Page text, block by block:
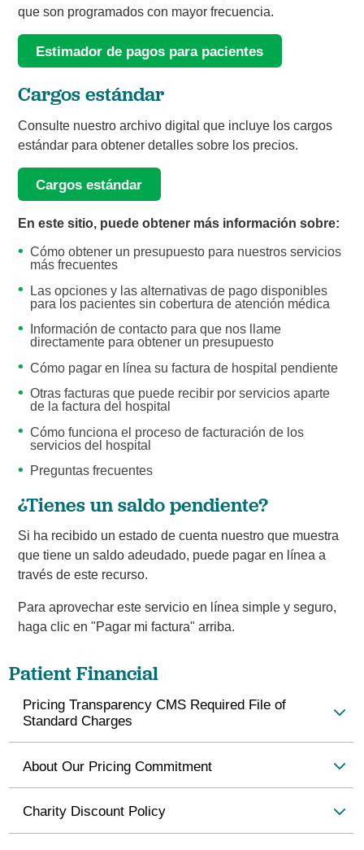
que son programados con mayor frecuencia.
Estimador de pagos para pacientes
Cargos estándar
Consulte nuestro archivo digital que incluye los cargos
estándar para obtener detalles sobre los precios.
Cargos estándar
En este sitio, puede obtener más información sobre:
Cómo obtener un presupuesto para nuestros servicios
más frecuentes
Las opciones y las alternativas de pago disponibles
para los pacientes sin cobertura de atención médica
Información de contacto para que nos llame
directamente para obtener un presupuesto
Cómo pagar en línea su factura de hospital pendiente
Otras facturas que puede recibir por servicios aparte
de la factura del hospital
Cómo funciona el proceso de facturación de los
servicios del hospital
Preguntas frecuentes
¿Tienes un saldo pendiente?
Si ha recibido un estado de cuenta nuestro que muestra
que tiene un saldo adeudado, puede pagar en línea a
través de este recurso.
Para aprovechar este servicio en línea simple y seguro,
haga clic en "Pagar mi factura" arriba.
Patient Financial
Pricing Transparency CMS Required File of
Standard Charges
About Our Pricing Commitment
Charity Discount Policy